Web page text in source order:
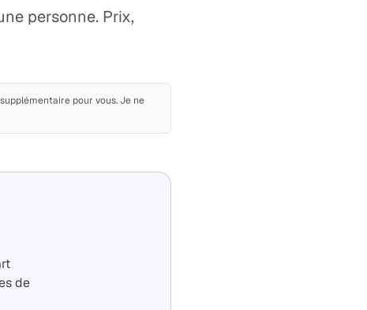
personne. Prix,
pour vous. Je ne
de